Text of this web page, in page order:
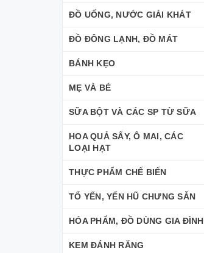
ĐỒ UỐNG, NƯỚC GIẢI KHÁT
ĐỒ ĐÔNG LẠNH, ĐỒ MÁT
BÁNH KẸO
MẸ VÀ BÉ
SỮA BỘT VÀ CÁC SP TỪ SỮA
HOA QUẢ SẤY, Ô MAI, CÁC
LOẠI HẠT
THỰC PHẨM CHẾ BIẾN
TỔ YẾN, YẾN HŨ CHƯNG SẴN
HÓA PHẨM, ĐỒ DÙNG GIA ĐÌNH
KEM ĐÁNH RĂNG